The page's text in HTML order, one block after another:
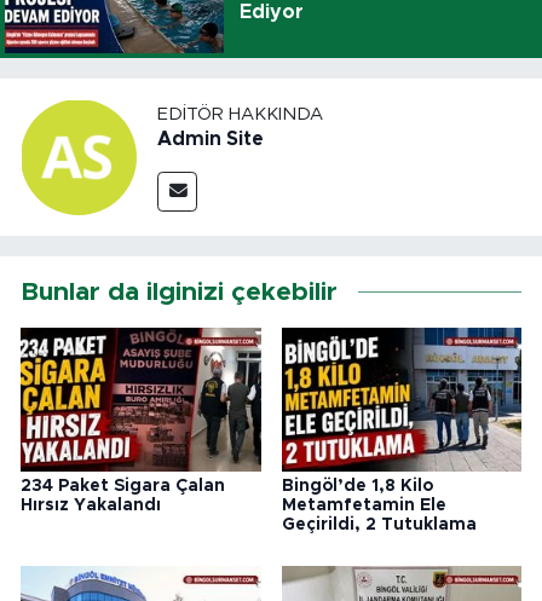
Ediyor
EDITÖR HAKKINDA
Admin Site
Bunlar da ilginizi çekebilir
234 Paket Sigara Çalan
Hırsız Yakalandı
Bingöl’de 1,8 Kilo
Metamfetamin Ele
Geçirildi, 2 Tutuklama